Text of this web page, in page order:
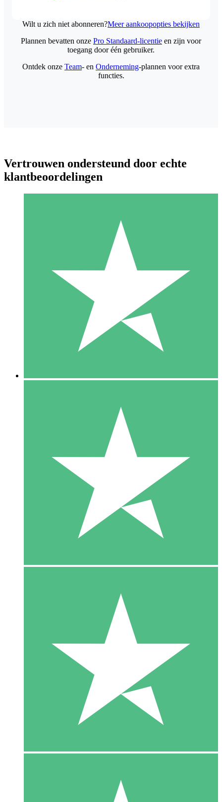
Wilt u zich niet abonneren?Meer aankoopopties bekijken
Individuele Creditpakketten
Betaal per gebruik met downloadtegoeden. Geen maandelijkse
1000
10 Downloaden
20 00
Plannen bevatten onze Pro Standaard-licentie en zijn voor
toegang door één gebruiker.
Ontdek onze Team- en Onderneming-plannen voor extra
functies.
Vertrouwen ondersteund door echte
klantbeoordelingen